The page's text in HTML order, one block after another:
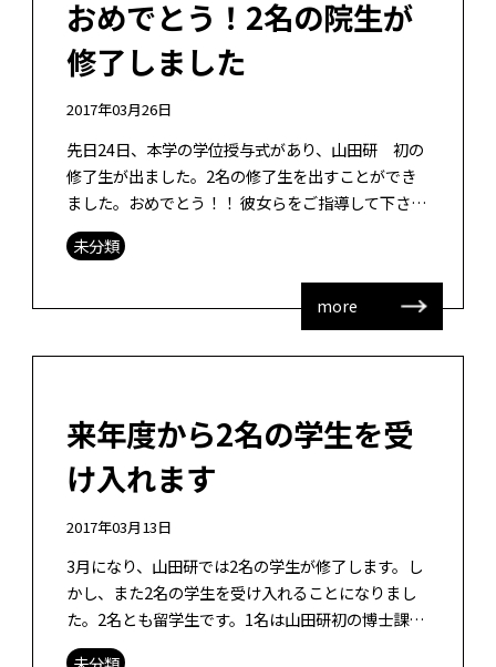
おめでとう！2名の院生が
修了しました
2017年03月26日
先日24日、本学の学位授与式があり、山田研 初の
修了生が出ました。2名の修了生を出すことができ
ました。おめでとう！！ 彼女らをご指導して下さっ
た副指導の先生方、専攻の先生方、1名の修了生に
ついては小学校の先生、糸島高校の […]
未分類
more
来年度から2名の学生を受
け入れます
2017年03月13日
3月になり、山田研では2名の学生が修了します。し
かし、また2名の学生を受け入れることになりまし
た。2名とも留学生です。1名は山田研初の博士課程
学生になります。学部は日本の大学とのデュアルデ